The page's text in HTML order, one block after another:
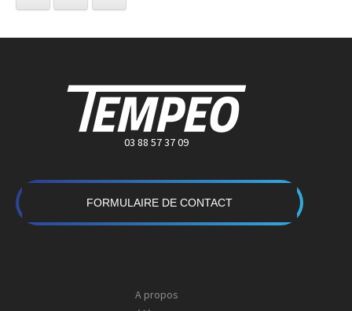
03 88 57 37 09
FORMULAIRE DE CONTACT
A propos